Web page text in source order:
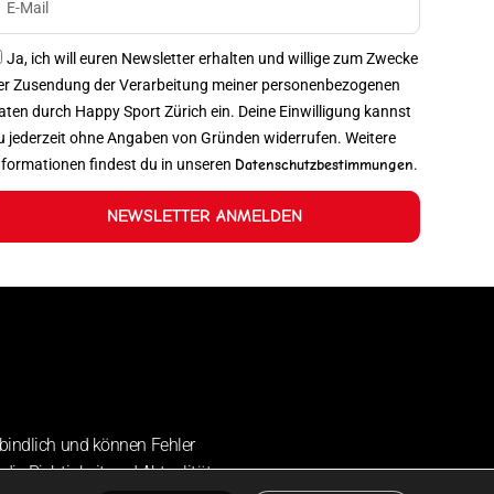
Ja, ich will euren Newsletter erhalten und willige zum Zwecke
Zusendung der Verarbeitung meiner personenbezogenen
durch Happy Sport Zürich ein. Deine Einwilligung kannst
jederzeit ohne Angaben von Gründen widerrufen. Weitere
findest du in unseren Datenschutzbestimmungen.
NEWSLETTER ANMELDEN
und können Fehler
Richtigkeit und Aktualität